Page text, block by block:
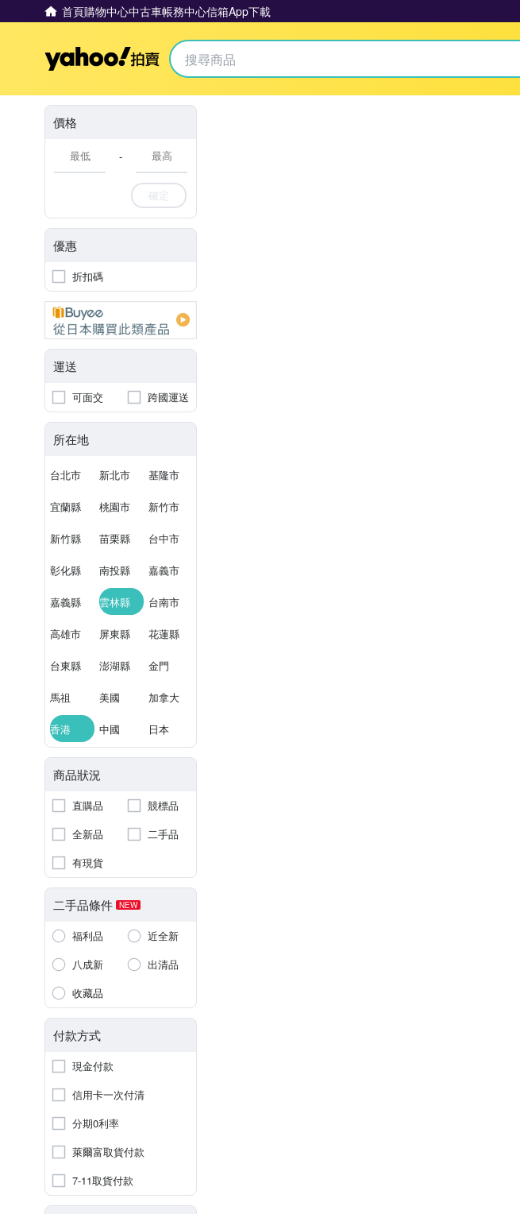
首頁購物中心中古車帳務中心信箱App下載
Yahoo拍賣
價格
-
確定
優惠
折扣碼
運送
可面交 跨國運送
所在地
台北市 新北市 基隆市
宜蘭縣 桃園市 新竹市
新竹縣 苗栗縣 台中市
彰化縣 南投縣 嘉義市
嘉義縣 雲林縣 台南市
高雄市 屏東縣 花蓮縣
台東縣 澎湖縣 金門
馬祖 美國 加拿大
香港 中國 日本
商品狀況
直購品
競標品
全新品
二手品
有現貨
二手品條件 NEW
福利品
近全新
八成新
出清品
收藏品
付款方式
現金付款
信用卡一次付清
分期0利率
萊爾富取貨付款
7-11取貨付款